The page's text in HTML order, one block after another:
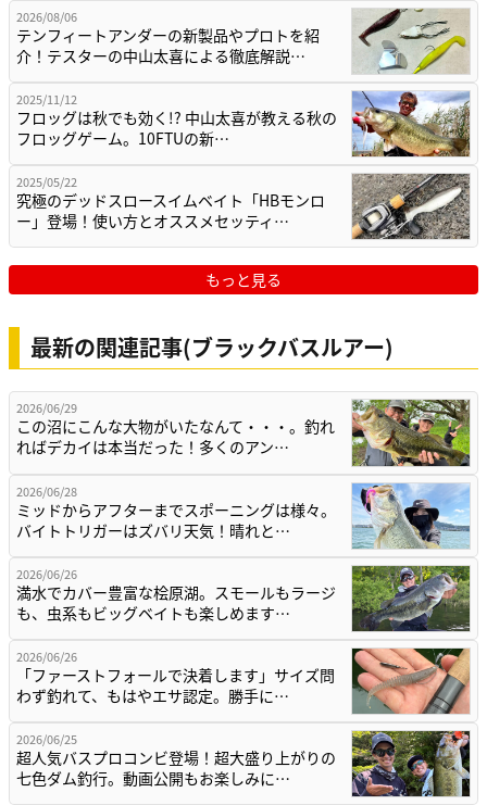
2026/08/06
テンフィートアンダーの新製品やプロトを紹
介！テスターの中山太喜による徹底解説…
2025/11/12
フロッグは秋でも効く!? 中山太喜が教える秋の
フロッグゲーム。10FTUの新…
2025/05/22
究極のデッドスロースイムベイト「HBモンロ
ー」登場！使い方とオススメセッティ…
もっと見る
最新の関連記事(ブラックバスルアー)
2026/06/29
この沼にこんな大物がいたなんて・・・。釣れ
ればデカイは本当だった！多くのアン…
2026/06/28
ミッドからアフターまでスポーニングは様々。
バイトトリガーはズバリ天気！晴れと…
2026/06/26
満水でカバー豊富な桧原湖。スモールもラージ
も、虫系もビッグベイトも楽しめます…
2026/06/26
「ファーストフォールで決着します」サイズ問
わず釣れて、もはやエサ認定。勝手に…
2026/06/25
超人気バスプロコンビ登場！超大盛り上がりの
七色ダム釣行。動画公開もお楽しみに…